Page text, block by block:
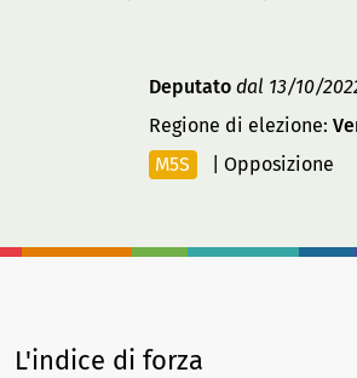
Deputatodal 13/10/
Regione di elezione:
M5S
Opposizione
L'indice di forza